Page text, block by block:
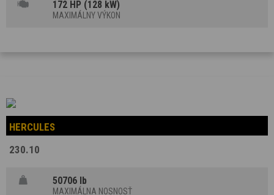
172 HP (128 kW)
MAXIMÁLNY VÝKON
HERCULES
230.10
50706 lb
MAXIMÁLNA NOSNOSŤ